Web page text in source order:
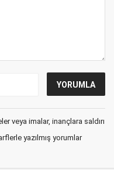
veya imalar, inançlara saldırı
yazılmış yorumlar